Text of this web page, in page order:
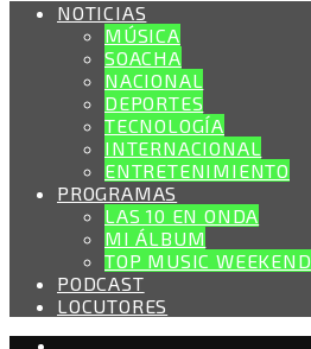
NOTICIAS
MÚSICA
SOACHA
NACIONAL
DEPORTES
TECNOLOGÍA
INTERNACIONAL
ENTRETENIMIENTO
PROGRAMAS
LAS 10 EN ONDA
MI ÁLBUM
TOP MUSIC WEEKEND
PODCAST
LOCUTORES